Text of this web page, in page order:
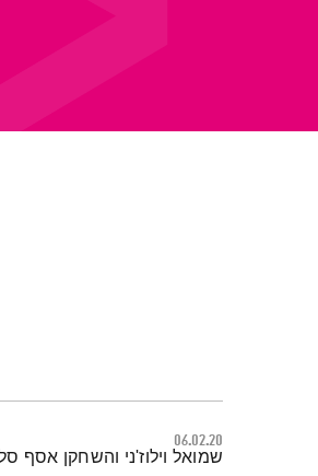
06.02.20
תמצית הפודקאסט
שמואל וילוז'ני והשחקן אסף